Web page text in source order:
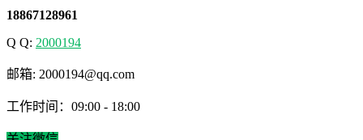
18867128961
Q Q: 2000194
邮箱: 2000194@qq.com
工作时间：09:00 - 18:00